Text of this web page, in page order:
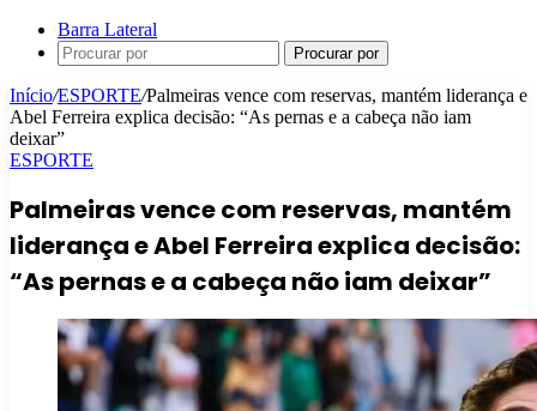
Barra Lateral
Procurar por
Início/ESPORTE/Palmeiras vence com reservas, mantém liderança e
Abel Ferreira explica decisão: “As pernas e a cabeça não iam
deixar”
ESPORTE
Palmeiras vence com reservas, mantém
liderança e Abel Ferreira explica decisão:
“As pernas e a cabeça não iam deixar”